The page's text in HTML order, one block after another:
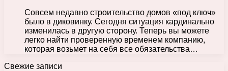
Совсем недавно строительство домов «под ключ»
было в диковинку. Сегодня ситуация кардинально
изменилась в другую сторону. Теперь вы можете
легко найти проверенную временем компанию,
которая возьмет на себя все обязательства…
Свежие записи